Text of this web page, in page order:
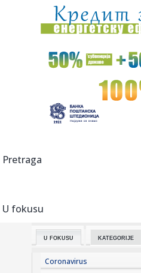
08:32:Užas na Zvezdari:
udario ...
08:31:Prodali scenario za
skoro bankro...
Srbija budući most
08:31:Poraz Hetafea – stigao
parlament...
08:27:
08:26: Смањен бродски
Pretraga
U fokusu
U FOKUSU KATEGORIJE
Coronavirus